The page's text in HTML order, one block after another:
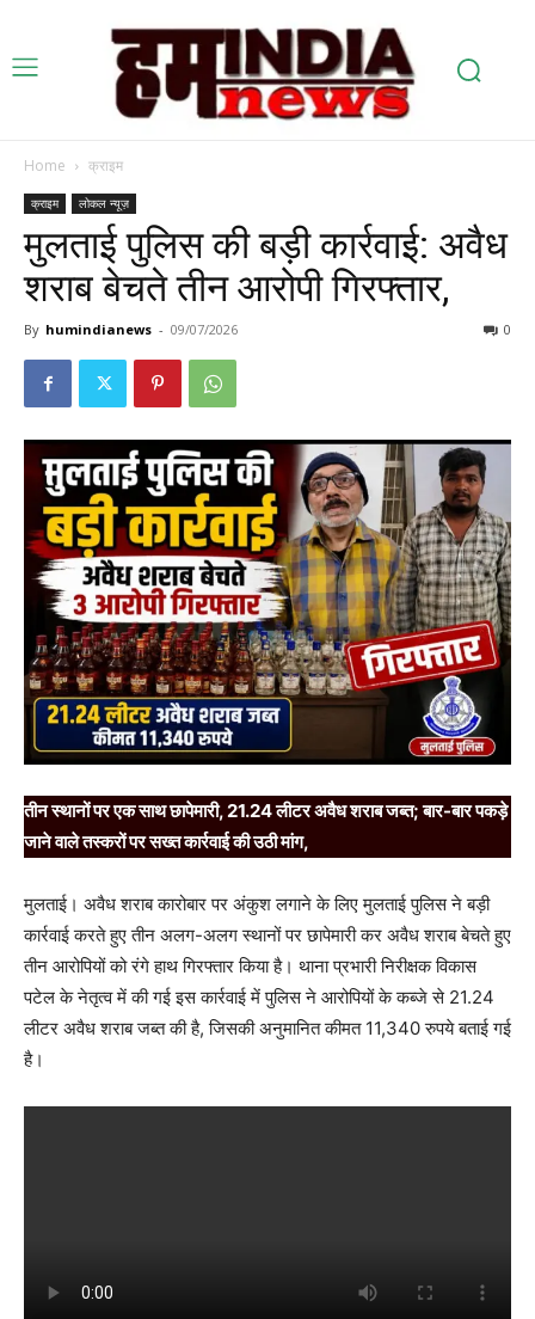
Home क्राइम
क्राइम लोकल न्यूज़
मुलताई पुलिस की बड़ी कार्रवाई: अवैध
शराब बेचते तीन आरोपी गिरफ्तार,
By humindianews - 09/07/2026 0
तीन स्थानों पर एक साथ छापेमारी, 21.24 लीटर अवैध शराब जब्त; बार-बार पकड़े
जाने वाले तस्करों पर सख्त कार्रवाई की उठी मांग,
मुलताई। अवैध शराब कारोबार पर अंकुश लगाने के लिए मुलताई पुलिस ने बड़ी
कार्रवाई करते हुए तीन अलग-अलग स्थानों पर छापेमारी कर अवैध शराब बेचते हुए
तीन आरोपियों को रंगे हाथ गिरफ्तार किया है। थाना प्रभारी निरीक्षक विकास
पटेल के नेतृत्व में की गई इस कार्रवाई में पुलिस ने आरोपियों के कब्जे से 21.24
लीटर अवैध शराब जब्त की है, जिसकी अनुमानित कीमत 11,340 रुपये बताई गई
है।